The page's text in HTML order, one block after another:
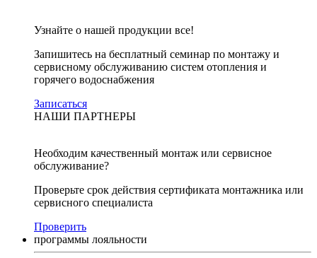
Узнайте о нашей продукции все!
Запишитесь на бесплатный семинар по монтажу и
сервисному обслуживанию систем отопления и
горячего водоснабжения
Записаться
НАШИ ПАРТНЕРЫ
Необходим качественный монтаж или сервисное
обслуживание?
Проверьте срок действия сертификата монтажника или
сервисного специалиста
Проверить
программы лояльности